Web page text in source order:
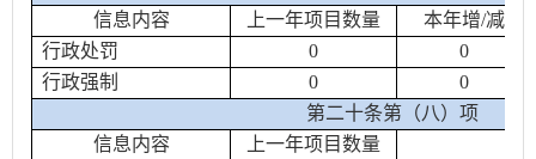
信息内容
上一年项目数量 本年增/减
行政处罚
0
0
行政强制
0
0
第二十条第（八）项
信息内容
上一年项目数量